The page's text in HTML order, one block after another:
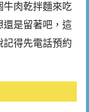
牛肉乾拌麵來吃
還是留著吧，這
記得先電話預約